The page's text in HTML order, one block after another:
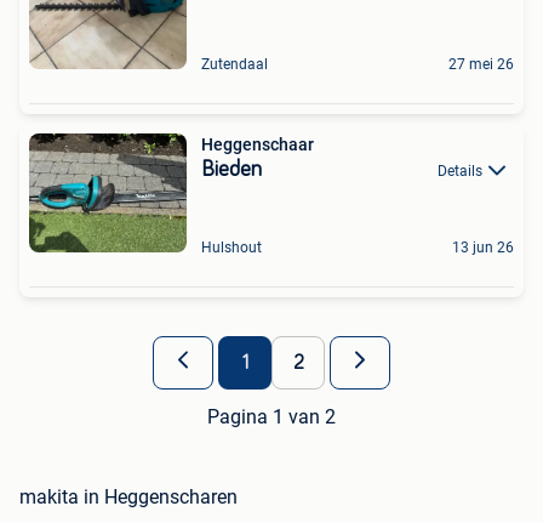
Zutendaal 27 mei 26
Heggenschaar
Bieden Details
Hulshout 13 jun 26
1 2
Pagina 1 van 2
makita in Heggenscharen